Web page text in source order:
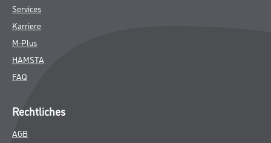
Services
Karriere
M-Plus
HAMSTA
FAQ
Rechtliches
AGB